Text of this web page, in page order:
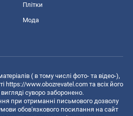
Плітки
Мода
( в тому числі фото- та відео-),
https://www.obozrevatel.com та всіх його
суворо заборонено.
при отриманні письмового дозволу
обов'язкового посилання на сайт